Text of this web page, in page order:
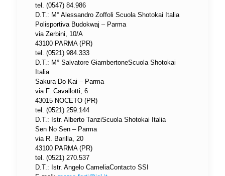
tel. (0547) 84.986
D.T.: M° Alessandro Zoffoli Scuola Shotokai Italia
Polisportiva Budokwaj – Parma
via Zerbini, 10/A
43100 PARMA (PR)
tel. (0521) 984.333
D.T.: M° Salvatore GiambertoneScuola Shotokai
Italia
Sakura Do Kai – Parma
via F. Cavallotti, 6
43015 NOCETO (PR)
tel. (0521) 259.144
D.T.: Istr. Alberto TanziScuola Shotokai Italia
Sen No Sen – Parma
via R. Barilla, 20
43100 PARMA (PR)
tel. (0521) 270.537
D.T.: Istr. Angelo CameliaContacto SSI